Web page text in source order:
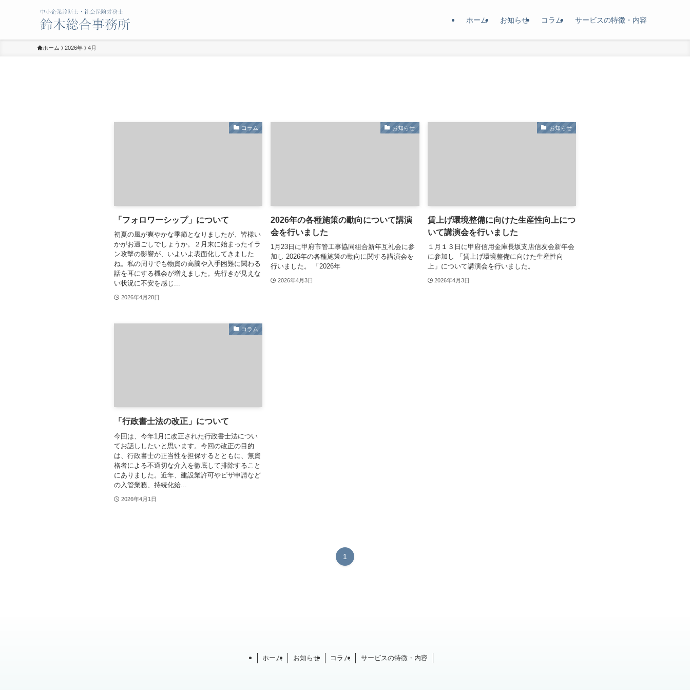
ホーム お知らせ コラム サービスの特徴・内容
ホーム 2026年 4月
コラム
「フォロワーシップ」について
初夏の風が爽やかな季節となりましたが、皆様い
かがお過ごしでしょうか。２月末に始まったイラ
ン攻撃の影響が、いよいよ表面化してきました
ね。私の周りでも物資の高騰や入手困難に関わる
話を耳にする機会が増えました。先行きが見えな
い状況に不安を感じ...
2026年4月28日
お知らせ
2026年の各種施策の動向について講演
会を行いました
1月23日に甲府市管工事協同組合新年互礼会に参
加し 2026年の各種施策の動向に関する講演会を
行いました。 「2026年
2026年4月3日
お知らせ
賃上げ環境整備に向けた生産性向上につ
いて講演会を行いました
１月１３日に甲府信用金庫長坂支店信友会新年会
に参加し 「賃上げ環境整備に向けた生産性向
上」について講演会を行いました。
2026年4月3日
コラム
「行政書士法の改正」について
今回は、今年1月に改正された行政書士法につい
てお話ししたいと思います。今回の改正の目的
は、行政書士の正当性を担保するとともに、無資
格者による不適切な介入を徹底して排除すること
にありました。近年、建設業許可やビザ申請など
の入管業務、持続化給...
2026年4月1日
1
ホーム お知らせ コラム サービスの特徴・内容